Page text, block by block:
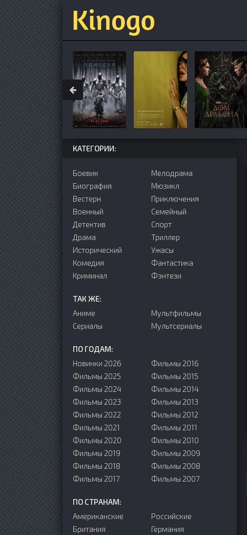
КАТЕГОРИИ:
Боевик
Биография
Вестерн
Военный
Детектив
Драма
Исторический
Комедия
Криминал
Мелодрама
Мюзикл
Приключения
Семейный
Cпорт
Триллер
Ужасы
Фантастика
Фэнтези
ТАК ЖЕ:
Аниме
Сериалы
Мультфильмы
Мультсериалы
ПО ГОДАМ:
Новинки 2026
Фильмы 2025
Фильмы 2024
Фильмы 2023
Фильмы 2022
Фильмы 2021
Фильмы 2020
Фильмы 2019
Фильмы 2018
Фильмы 2017
Фильмы 2016
Фильмы 2015
Фильмы 2014
Фильмы 2013
Фильмы 2012
Фильмы 2011
Фильмы 2010
Фильмы 2009
Фильмы 2008
Фильмы 2007
ПО СТРАНАМ:
Американские
Британия
Российские
Германия